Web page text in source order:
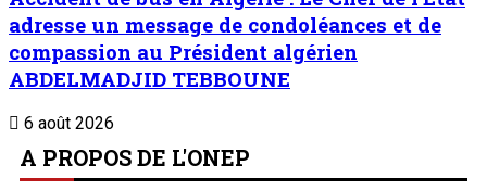
adresse un message de condoléances et de
compassion au Président algérien
ABDELMADJID TEBBOUNE
6 août 2026
A PROPOS DE L'ONEP